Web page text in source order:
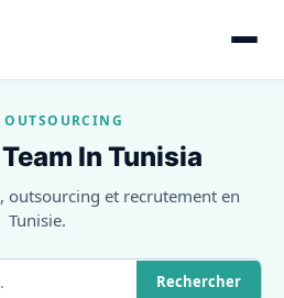
OUTSOURCING
In Tunisia
outsourcing et recrutement en
Tunisie.
Rechercher